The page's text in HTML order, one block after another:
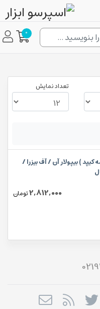
0
تعداد نمایش
کیپد ) بیپولار آن / آف بیزرا /
2,812,000تومان